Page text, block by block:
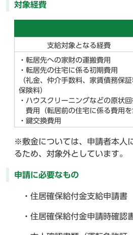
対象経費
支給対象となる経費
・転居先への家財の運搬費用
・転居先の住宅に係る初期費用
（礼金、仲介手数料、家賃債務保
保険料）
・ハウスクリーニングなどの原状回
費用（転居前の住宅に係る費用を
・鍵交換費用
※敷金については、申請者本人
るため、対象外としています。
申請に必要なもの
・住居確保給付金支給申請書
・住居確保給付金申請時確認